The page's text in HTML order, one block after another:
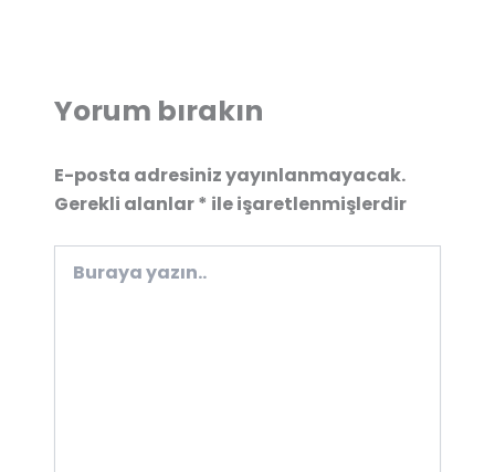
Yorum bırakın
E-posta adresiniz yayınlanmayacak.
Gerekli alanlar* ile işaretlenmişlerdir
yazın..